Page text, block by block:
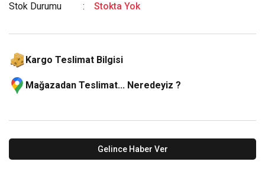
Stok Durumu
Stokta Yok
Kargo Teslimat Bilgisi
Mağazadan Teslimat... Neredeyiz ?
Gelince Haber Ver